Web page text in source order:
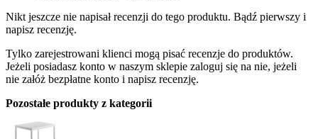
Nikt jeszcze nie napisał recenzji do tego produktu. Bądź pierwszy i
napisz recenzję.
Tylko zarejestrowani klienci mogą pisać recenzje do produktów.
Jeżeli posiadasz konto w naszym sklepie zaloguj się na nie, jeżeli
nie załóż bezpłatne konto i napisz recenzję.
Pozostałe produkty z kategorii